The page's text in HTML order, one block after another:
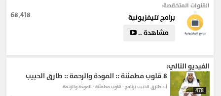
#الحياة_الزوجية #نصائح_للأزواج
القنوات المتخصّصة:
68,418
برامج تليفزيونية
مشاهدة ..
الفيديو التالي:
478
8قلوب مطمئنة :: المودة والرحمة :: طارق الحبيب
أ.د.طارق الحبيب برنامج - قلوب مطمئنة - المودة والرحمة